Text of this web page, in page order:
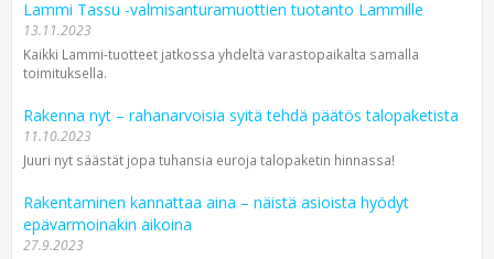
Lammi Tassu -valmisantura­muottien tuotanto Lammille
13.11.2023
Kaikki Lammi-tuotteet jatkossa yhdeltä varastopaikalta samalla
toimituksella.
Rakenna nyt – rahanarvoisia syitä tehdä päätös talopaketista
11.10.2023
Juuri nyt säästät jopa tuhansia euroja talopaketin hinnassa!
Rakentaminen kannattaa aina – näistä asioista hyödyt
epävarmoinakin aikoina
27.9.2023